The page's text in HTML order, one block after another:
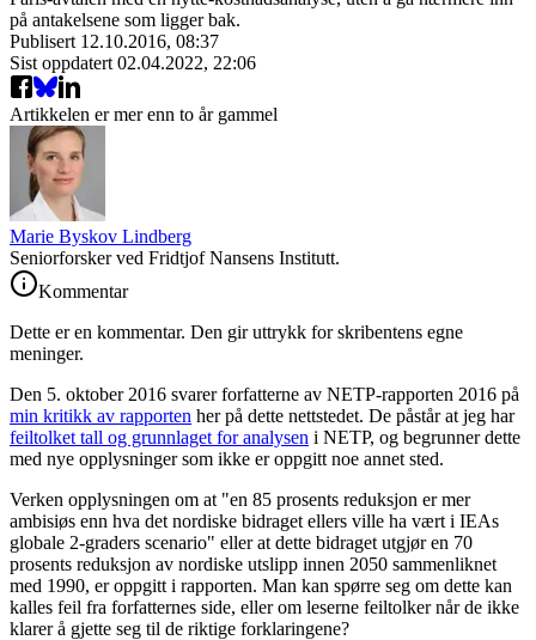
på antakelsene som ligger bak.
Publisert 12.10.2016, 08:37
Sist oppdatert 02.04.2022, 22:06
Artikkelen er mer enn to år gammel
Marie Byskov Lindberg
Seniorforsker ved Fridtjof Nansens Institutt.
Kommentar
Dette er en kommentar. Den gir uttrykk for skribentens egne
meninger.
Den 5. oktober 2016 svarer forfatterne av NETP-rapporten 2016 på
min kritikk av rapporten her på dette nettstedet. De påstår at jeg har
feiltolket tall og grunnlaget for analysen i NETP, og begrunner dette
med nye opplysninger som ikke er oppgitt noe annet sted.
Verken opplysningen om at "en 85 prosents reduksjon er mer
ambisiøs enn hva det nordiske bidraget ellers ville ha vært i IEAs
globale 2-graders scenario" eller at dette bidraget utgjør en 70
prosents reduksjon av nordiske utslipp innen 2050 sammenliknet
med 1990, er oppgitt i rapporten. Man kan spørre seg om dette kan
kalles feil fra forfatternes side, eller om leserne feiltolker når de ikke
klarer å gjette seg til de riktige forklaringene?